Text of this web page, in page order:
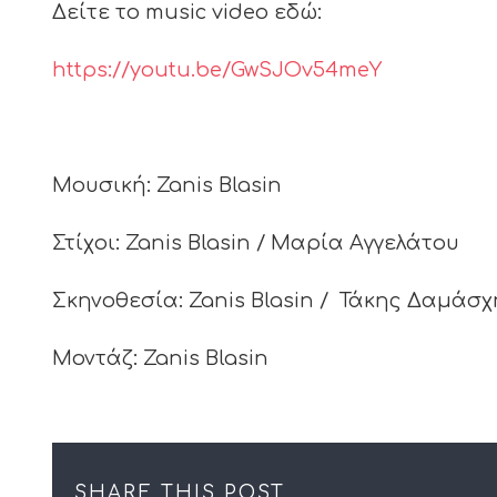
Δείτε το music video εδώ:
https://youtu.be/GwSJOv54meY
Μουσική: Zanis Blasin
Στίχοι: Zanis Blasin / Μαρία Αγγελάτου
Σκηνοθεσία: Zanis Blasin / Τάκης
Μοντάζ: Zanis Blasin
SHARE THIS POST